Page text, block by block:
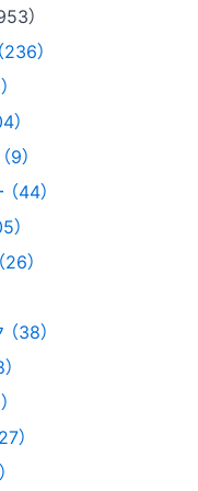
）
）
）
44）
）
）
38）
）